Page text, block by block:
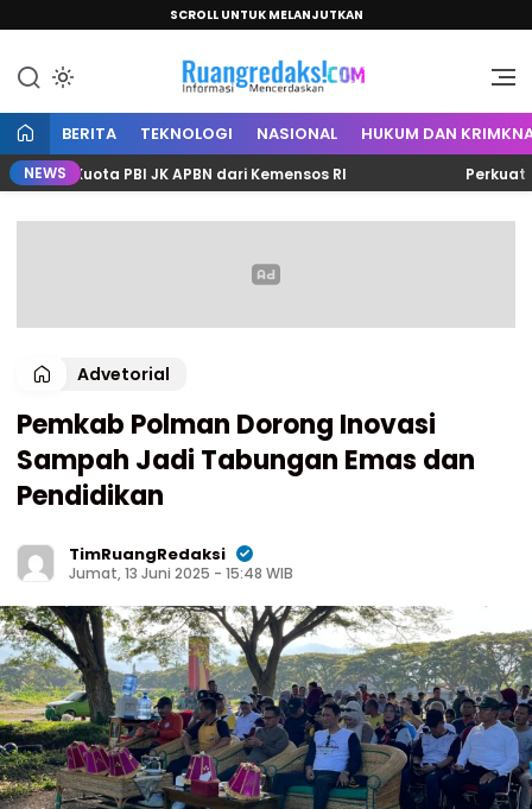
SCROLL UNTUK MELANJUTKAN
Ruang Redaksi
Informasi Mencerdaskan
BERITA TEKNOLOGI NASIONAL HUKUM DAN
NEWS
Kuota PBI JK APBN dari Kemensos RI Perkuat
Advetorial
Pemkab Polman Dorong Inovasi
Sampah Jadi Tabungan Emas dan
Pendidikan
TimRuangRedaksi
Jumat, 13 Juni 2025 - 15:48 WIB